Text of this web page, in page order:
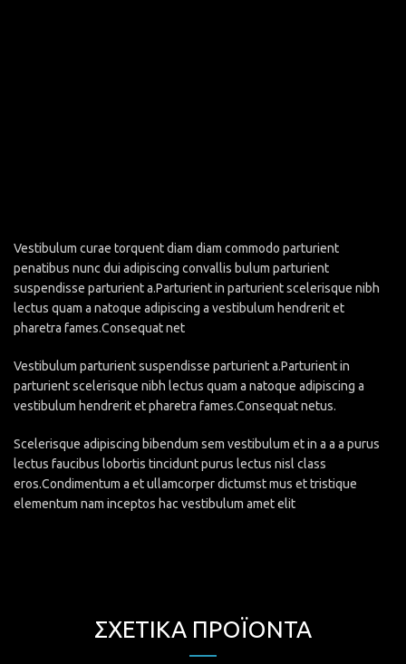
Vestibulum curae torquent diam diam commodo parturient
penatibus nunc dui adipiscing convallis bulum parturient
suspendisse parturient a.Parturient in parturient scelerisque nibh
lectus quam a natoque adipiscing a vestibulum hendrerit et
pharetra fames.Consequat net
Vestibulum parturient suspendisse parturient a.Parturient in
parturient scelerisque nibh lectus quam a natoque adipiscing a
vestibulum hendrerit et pharetra fames.Consequat netus.
Scelerisque adipiscing bibendum sem vestibulum et in a a a purus
lectus faucibus lobortis tincidunt purus lectus nisl class
eros.Condimentum a et ullamcorper dictumst mus et tristique
elementum nam inceptos hac vestibulum amet elit
ΣΧΕΤΙΚΆ ΠΡΟΪΌΝΤΑ